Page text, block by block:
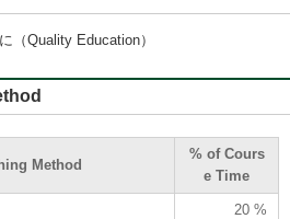
（Quality Education）
Method
% of Cours
e Time
20 %